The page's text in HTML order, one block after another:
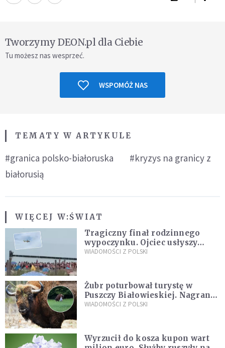
Tworzymy DEON.pl dla Ciebie
Tu możesz nas wesprzeć.
WSPOMÓŻ NAS
TEMATY W ARTYKULE
#granica polsko-białoruska
#kryzys na granicy z
białorusią
WIĘCEJ W:ŚWIAT
Tragiczny finał rodzinnego
wypoczynku. Ojciec usłyszy
zarzuty
WIADOMOŚCI Z POLSKI
Żubr poturbował turystę w
Puszczy Białowieskiej. Nagranie
daje do myślenia
WIADOMOŚCI Z POLSKI
Wyrzucił do kosza kupon wart